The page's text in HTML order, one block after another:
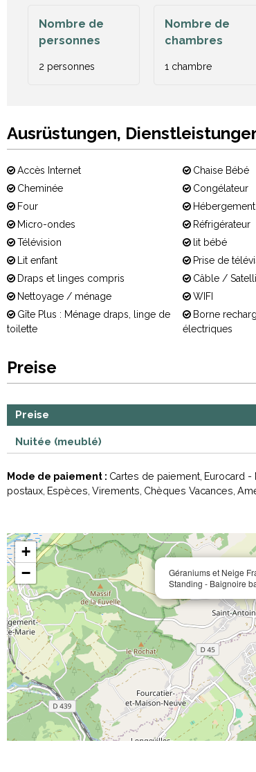
Nombre de
personnes
2 personnes
Nombre de
chambres
1 chambre
Ausrüstungen,
Accès Internet Chaise Bébé
Cheminée
Congélateur
Four
Micro-ondes
Réfrigérateur
Télévision
lit bébé
Lit enfant
Prise de
Draps et linges compris
Câble /
Nettoyage / ménage
WIFI
Gîte Plus : Ménage draps, linge de
toilette
Borne
électriques
Preise
Preise
Nuitée (meublé)
Mode de paiement : Cartes de paiement Eurocard -
postaux Espèces Virements Chèques Vacances
Géraniums et Neige
Standing - Baignoire
+
−